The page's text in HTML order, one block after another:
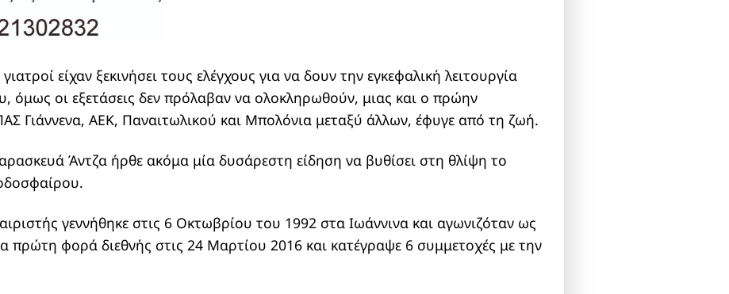
γιατροί είχαν ξεκινήσει τους ελέγχους για να δουν την εγκεφαλική λειτουργία
όμως οι εξετάσεις δεν πρόλαβαν να ολοκληρωθούν, μιας και ο πρώην
Γιάννενα, ΑΕΚ, Παναιτωλικού και Μπολόνια μεταξύ άλλων, έφυγε από τη ζωή.
Άντζα ήρθε ακόμα μία δυσάρεστη είδηση να βυθίσει στη θλίψη το
γεννήθηκε στις 6 Οκτωβρίου του 1992 στα Ιωάννινα και αγωνιζόταν ως
πρώτη φορά διεθνής στις 24 Μαρτίου 2016 και κατέγραψε 6 συμμετοχές με την